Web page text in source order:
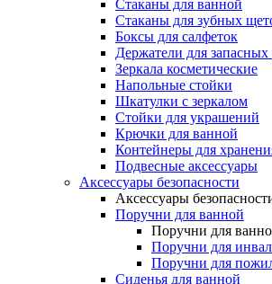
Стаканы для ванной
Стаканы для зубных
Боксы для салфеток
Держатели для запасных
Зеркала косметические
Напольные стойки
Шкатулки с зеркалом
Стойки для украшений
Крючки для ванной
Контейнеры для
Подвесные аксессуары
Аксессуары безопасности
Аксессуары
Поручни для ванной
Поручни для
Поручни для
Поручни для
Сиденья для ванной